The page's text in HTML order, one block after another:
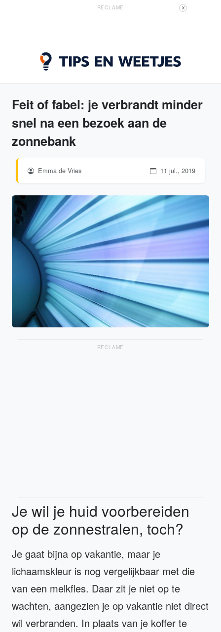
RECLAME X
Feit of fabel: je verbrandt minder
snel na een bezoek aan de
zonnebank
Emma de Vries 11 jul., 2019
RECLAME
Je wil je huid voorbereiden
op de zonnestralen, toch?
Je gaat bijna op vakantie, maar je
lichaamskleur is nog vergelijkbaar met die
van een melkfles. Daar zit je niet op te
wachten, aangezien je op vakantie niet direct
wil verbranden. In plaats van je koffer te